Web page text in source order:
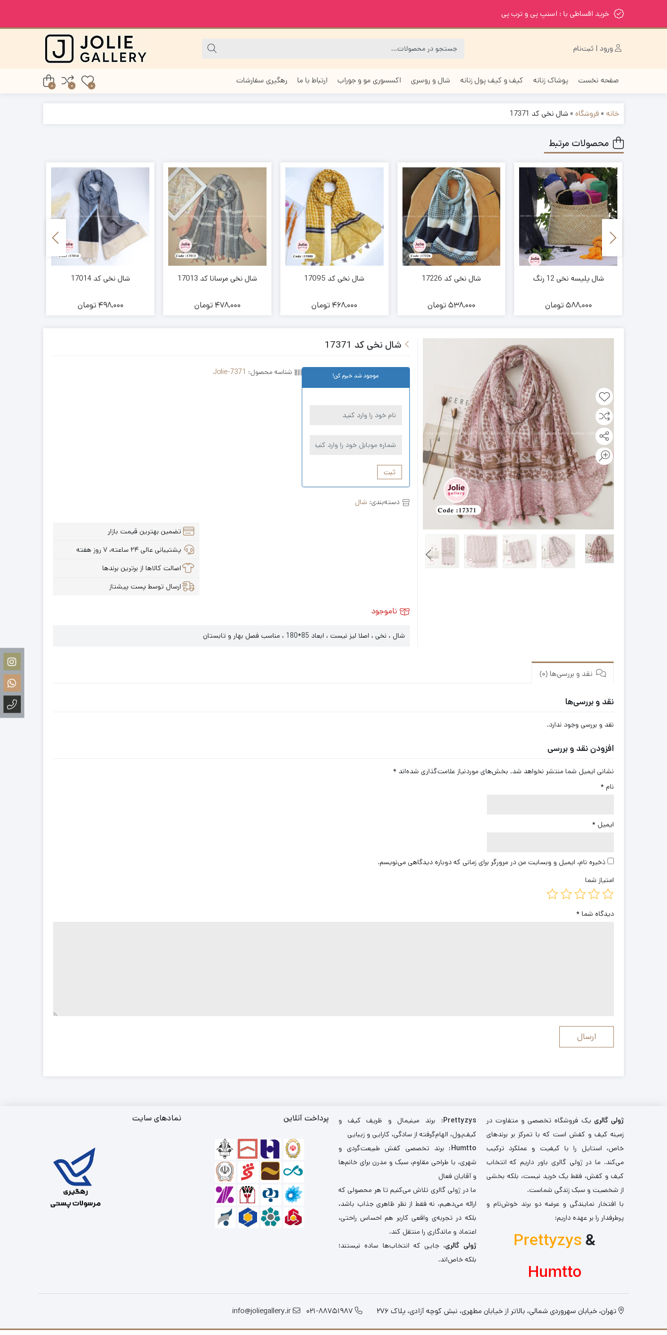
خرید اقساطی با : اسنپ پی و ترب پی
ورود | ثبت‌نام
صفحه نخست پوشاک زنانه کیف و کیف پول زنانه شال و روسری اکسسوری مو و جوراب ارتباط با ما رهگیری سفارشات
0
0
0
خانه »فروشگاه »شال نخی کد 17371
محصولات مرتبط
شال پلیسه نخی 12 رنگ
588,000تومان
شال نخی کد 17226
538,000تومان
شال نخی کد 17095
468,000 تومان
شال نخی مرسانا کد 17013
478,000 تومان
شال نخی کد 17014
498,000 تومان
شال نخی کد 17371
موجود شد خبرم کن!
ثبت
شناسه محصول: Jolie-7371
دسته‌بندی: شال
تضمین بهترین قیمت بازار
پشتیبانی عالی ۲۴ ساعته، ۷ روز هفته
اصالت کالاها از برترین برندها
ارسال توسط پست پیشتاز
ناموجود
شال ، نخی ، اصلا لیز نیست ، ابعاد 85*180 ، مناسب فصل بهار و تابستان
نقد و بررسی‌ها (0)
نقد و بررسی‌ها
نقد و بررسی وجود ندارد.
افزودن نقد و بررسی
نشانی ایمیل شما منتشر نخواهد شد. بخش‌های موردنیاز علامت‌گذاری شده‌اند *
نام *
ایمیل *
ذخیره نام، ایمیل و وبسایت من در مرورگر برای زمانی که دوباره دیدگاهی می‌نویسم.
امتیاز شما
دیدگاه شما *
ژولی گالری یک فروشگاه تخصصی و متفاوت در
زمینه کیف و کفش است که با تمرکز بر برندهای
خاص، استایل را با کیفیت و عملکرد ترکیب
می‌کند. ما در ژولی گالری باور داریم که انتخاب
کیف و کفش، فقط یک خرید نیست، بلکه بخشی
از شخصیت و سبک زندگی شماست.
با افتخار نمایندگی و عرضه دو برند خوش‌نام و
پرطرفدار را بر عهده داریم:
Prettyzys&
Humtto
Prettyzys: برند مینیمال و ظریف کیف و
کیف‌پول، الهام‌گرفته از سادگی، کارایی و زیبایی
Humtto: برند تخصصی کفش طبیعت‌گردی و
شهری، با طراحی مقاوم، سبک و مدرن برای خانم‌ها
و آقایان فعال
ما در ژولی گالری تلاش می‌کنیم تا هر محصولی که
ارائه می‌دهیم، نه فقط از نظر ظاهری جذاب باشد،
بلکه در تجربه‌ی واقعی کاربر هم احساس راحتی،
اعتماد و ماندگاری را منتقل کند.
ژولی گالری، جایی که انتخاب‌ها ساده نیستند؛
بلکه خاص‌اند.
پرداخت آنلاین نمادهای سایت
تهران، خیابان سهروردی شمالی، بالاتر از خیابان مطهری، نبش کوچه آزادی، پلاک 276 021-88751987
info@joliegallery.ir